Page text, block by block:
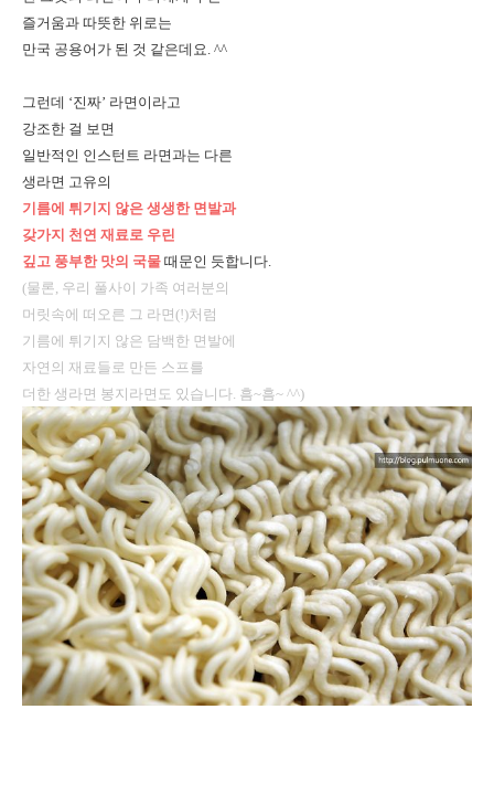
즐거움과 따뜻한 위로는
만국 공용어가 된 것 같은데요. ^^
그런데 ‘진짜’ 라면이라고
강조한 걸 보면
일반적인 인스턴트 라면과는 다른
생라면 고유의
기름에 튀기지 않은 생생한 면발과
갖가지 천연 재료로 우린
깊고 풍부한 맛의 국물 때문인 듯합니다.
(물론, 우리 풀사이 가족 여러분의
머릿속에 떠오른 그 라면(!)처럼
기름에 튀기지 않은 담백한 면발에
자연의 재료들로 만든 스프를
더한 생라면 봉지라면도 있습니다. 흠~흠~ ^^)